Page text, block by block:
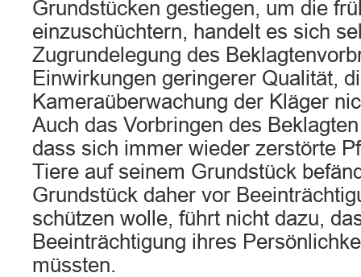
Grundstücken gestiegen, um die
einzuschüchtern, handelt es sich
Zugrundelegung des
Einwirkungen geringerer Qualität,
Kameraüberwachung der Kläger
Auch das Vorbringen des
dass sich immer wieder zerstörte
Tiere auf seinem Grundstück
Grundstück daher vor
schützen wolle, führt nicht dazu,
Beeinträchtigung ihres
müssten.